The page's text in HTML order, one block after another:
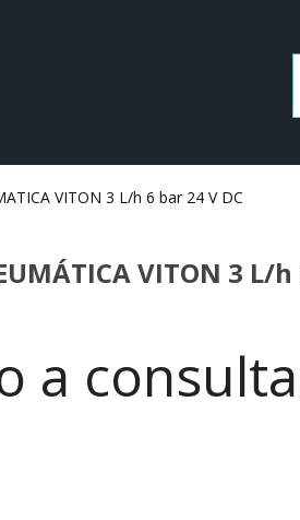
VITON 3 L/h 6 bar 24 V DC
VITON 3 L/h
a